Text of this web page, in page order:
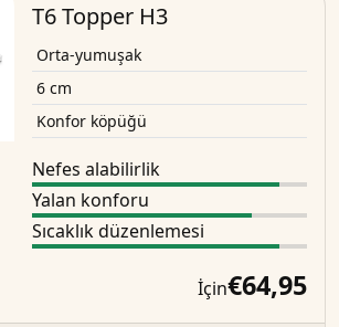
T6 Topper H3
Orta-yumuşak
6 cm
Konfor köpüğü
Nefes alabilirlik
Yalan konforu
Sıcaklık düzenlemesi
İçin€64,95